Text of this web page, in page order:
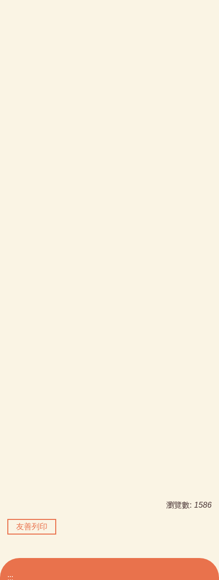
瀏覽數: 1586
友善列印
:::